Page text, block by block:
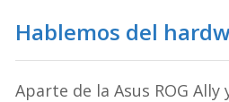
Hablemos del
Aparte de la Asus ROG Ally